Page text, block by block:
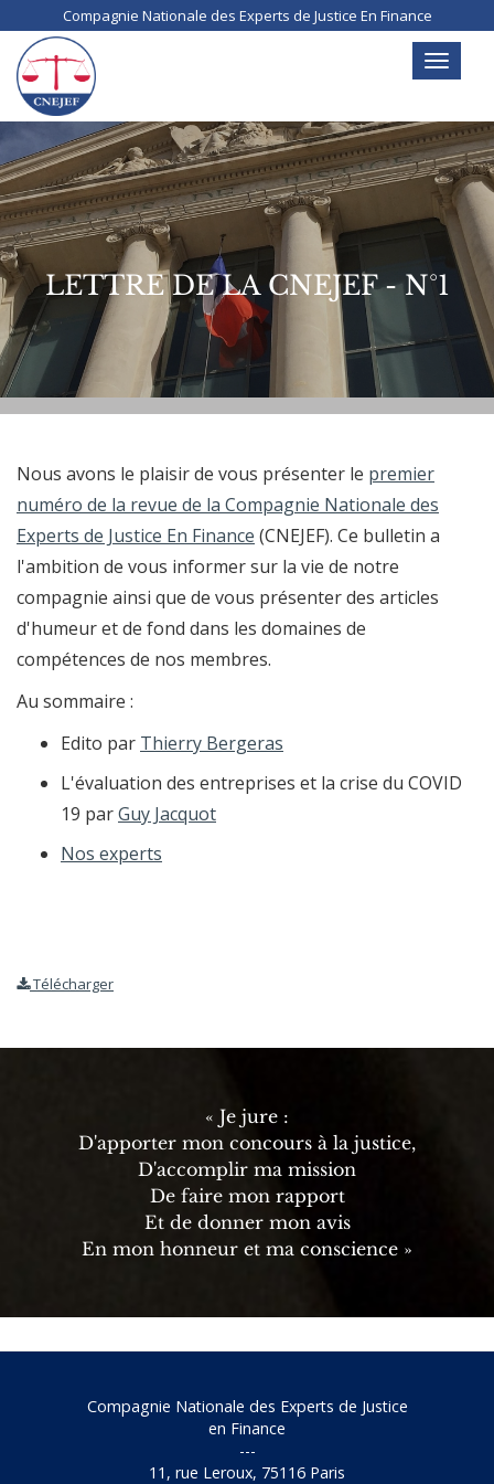
au
contenu
principal
Compagnie Nationale des Experts de Justice En Finance
Toggle
LETTRE DE LA CNEJEF - N°1
Nous avons le plaisir de vous présenter le premier
numéro de la revue de la Compagnie Nationale des
Experts de Justice En Finance (CNEJEF). Ce bulletin a
l'ambition de vous informer sur la vie de notre
compagnie ainsi que de vous présenter des articles
d'humeur et de fond dans les domaines de
compétences de nos membres.
Au sommaire :
Edito par Thierry Bergeras
L'évaluation des entreprises et la crise du COVID
19 parGuy Jacquot
Nos experts
Télécharger
« Je jure :
D'apporter mon concours à la justice,
D'accomplir ma mission
De faire mon rapport
Et de donner mon avis
En mon honneur et ma conscience »
Compagnie Nationale des Experts de Justice
en Finance
---
11, rue Leroux, 75116 Paris